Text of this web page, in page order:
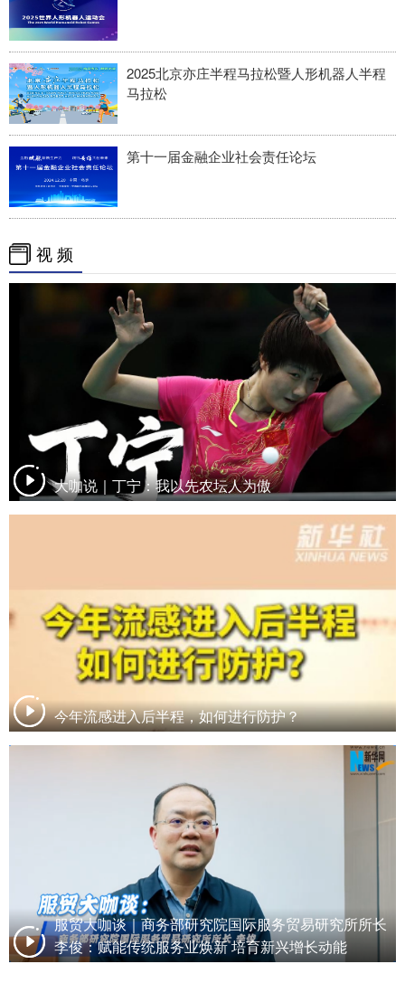
2025北京亦庄半程马拉松暨人形机器人半程
马拉松
第十一届金融企业社会责任论坛
视 频
大咖说｜丁宁：我以先农坛人为傲
今年流感进入后半程，如何进行防护？
服贸大咖谈｜商务部研究院国际服务贸易研究所所长
李俊：赋能传统服务业焕新 培育新兴增长动能